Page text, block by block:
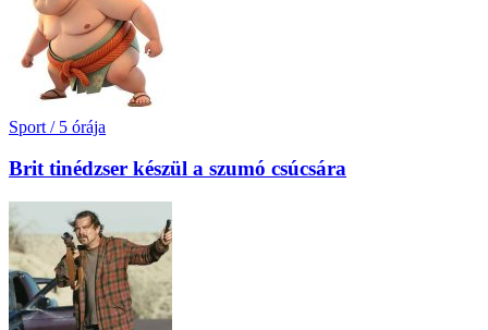
Sport / 5 órája
Brit tinédzser készül a szumó csúcsára